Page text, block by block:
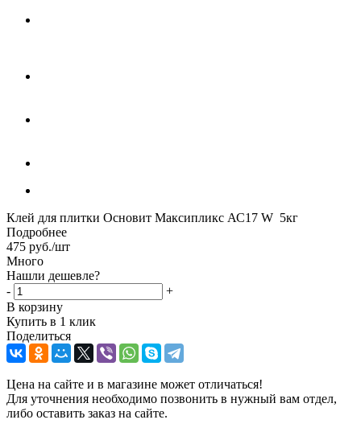
Клей для плитки Основит Максипликс АС17 W 5кг
Подробнее
475 руб./шт
Много
Нашли дешевле?
-
+
В корзину
Купить в 1 клик
Поделиться
Цена на сайте и в магазине может отличаться!
Для уточнения необходимо позвонить в нужный вам отдел,
либо оставить заказ на сайте.